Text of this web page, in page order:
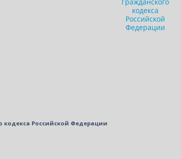
кодекса Российской Федерации